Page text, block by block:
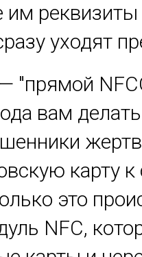
им реквизиты
уходят
"прямой
вам
карту
это
NFC,